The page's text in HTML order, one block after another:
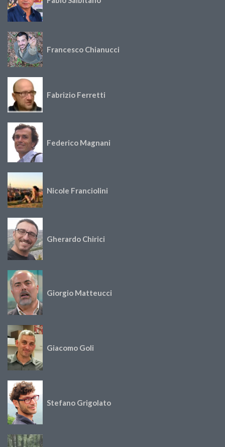
Francesco Chianucci
Fabrizio Ferretti
Federico Magnani
Nicole Franciolini
Gherardo Chirici
Giorgio Matteucci
Giacomo Goli
Stefano Grigolato